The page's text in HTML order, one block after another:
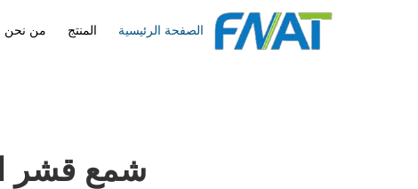
الصفحة الرئيسية المنتج من نحن
شمع قشر